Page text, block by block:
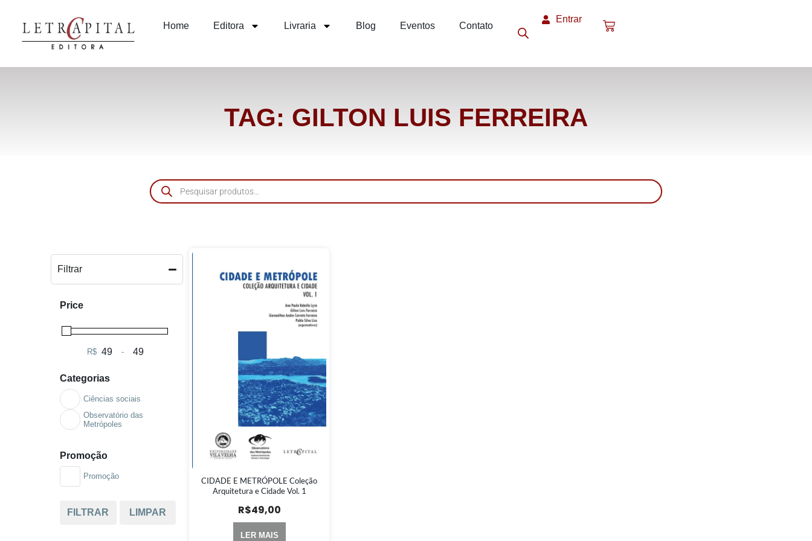
Home Editora Livraria Blog Eventos Contato
Entrar
TAG: GILTON LUIS FERREIRA
Filtrar
Price
R$ Minimum Price
-Maximum Price
Categorias
Ciências sociais
Observatório das
Metrópoles
Promoção
Promoção
FILTRAR LIMPAR
CIDADE E METRÓPOLE Coleção
Arquitetura e Cidade Vol. 1
R$49,00
LER MAIS